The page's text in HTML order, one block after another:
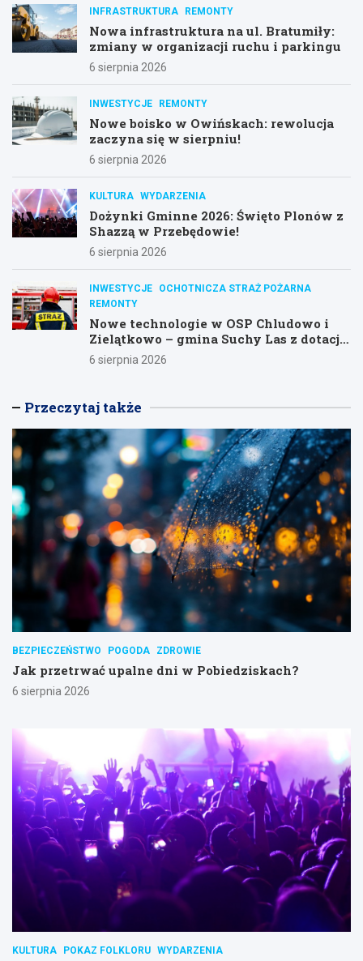
INFRASTRUKTURA REMONTY
Nowa infrastruktura na ul. Bratumiły:
zmiany w organizacji ruchu i parkingu
6 sierpnia 2026
INWESTYCJE REMONTY
Nowe boisko w Owińskach: rewolucja
zaczyna się w sierpniu!
6 sierpnia 2026
KULTURA WYDARZENIA
Dożynki Gminne 2026: Święto Plonów z
Shazzą w Przebędowie!
6 sierpnia 2026
INWESTYCJE
OCHOTNICZA STRAŻ POŻARNA
REMONTY
Nowe technologie w OSP Chludowo i
Zielątkowo – gmina Suchy Las z dotacją
na modernizację!
6 sierpnia 2026
Przeczytaj także
BEZPIECZEŃSTWO POGODA ZDROWIE
Jak przetrwać upalne dni w Pobiedziskach?
6 sierpnia 2026
KULTURA POKAZ FOLKLORU WYDARZENIA